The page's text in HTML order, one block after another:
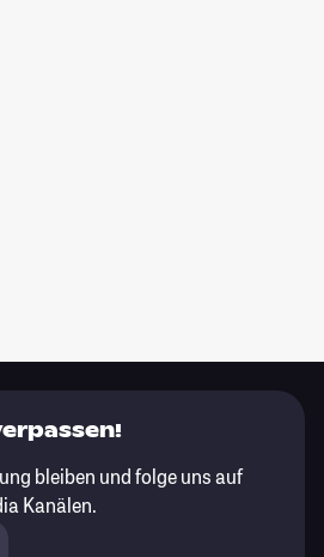
bleiben und folge uns auf
Kanälen.